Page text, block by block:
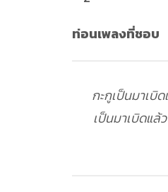
ท่อนเพลงที่ชอบ
กะกูเป็นมาเบิ
เป็นมาเบิดแล้